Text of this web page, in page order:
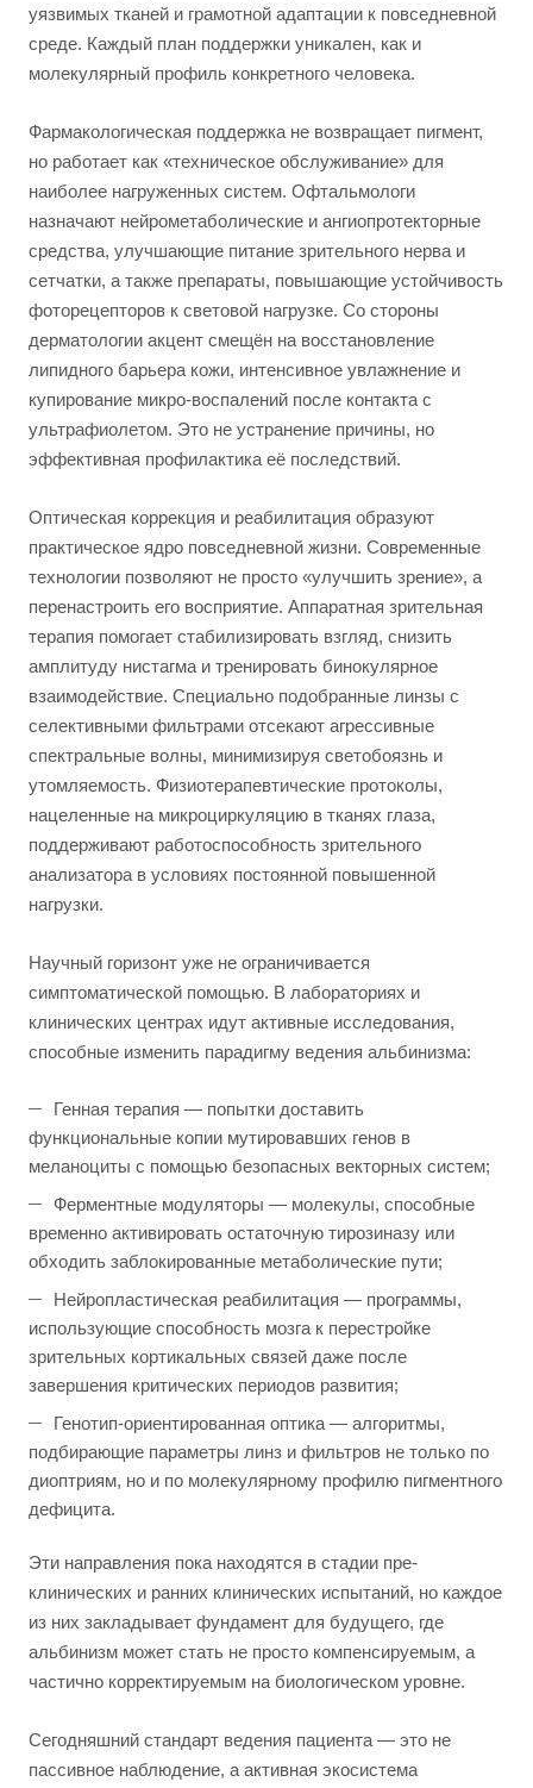
уязвимых тканей и грамотной адаптации к повседневной
среде. Каждый план поддержки уникален, как и
молекулярный профиль конкретного человека.
Фармакологическая поддержка не возвращает пигмент,
но работает как «техническое обслуживание» для
наиболее нагруженных систем. Офтальмологи
назначают нейрометаболические и ангиопротекторные
средства, улучшающие питание зрительного нерва и
сетчатки, а также препараты, повышающие устойчивость
фоторецепторов к световой нагрузке. Со стороны
дерматологии акцент смещён на восстановление
липидного барьера кожи, интенсивное увлажнение и
купирование микро-воспалений после контакта с
ультрафиолетом. Это не устранение причины, но
эффективная профилактика её последствий.
Оптическая коррекция и реабилитация образуют
практическое ядро повседневной жизни. Современные
технологии позволяют не просто «улучшить зрение», а
перенастроить его восприятие. Аппаратная зрительная
терапия помогает стабилизировать взгляд, снизить
амплитуду нистагма и тренировать бинокулярное
взаимодействие. Специально подобранные линзы с
селективными фильтрами отсекают агрессивные
спектральные волны, минимизируя светобоязнь и
утомляемость. Физиотерапевтические протоколы,
нацеленные на микроциркуляцию в тканях глаза,
поддерживают работоспособность зрительного
анализатора в условиях постоянной повышенной
нагрузки.
Научный горизонт уже не ограничивается
симптоматической помощью. В лабораториях и
клинических центрах идут активные исследования,
способные изменить парадигму ведения альбинизма:
Генная терапия — попытки доставить
функциональные копии мутировавших генов в
меланоциты с помощью безопасных векторных систем;
Ферментные модуляторы — молекулы, способные
временно активировать остаточную тирозиназу или
обходить заблокированные метаболические пути;
Нейропластическая реабилитация — программы,
использующие способность мозга к перестройке
зрительных кортикальных связей даже после
завершения критических периодов развития;
Генотип-ориентированная оптика — алгоритмы,
подбирающие параметры линз и фильтров не только по
диоптриям, но и по молекулярному профилю пигментного
дефицита.
Эти направления пока находятся в стадии пре-
клинических и ранних клинических испытаний, но каждое
из них закладывает фундамент для будущего, где
альбинизм может стать не просто компенсируемым, а
частично корректируемым на биологическом уровне.
Сегодняшний стандарт ведения пациента — это не
пассивное наблюдение, а активная экосистема